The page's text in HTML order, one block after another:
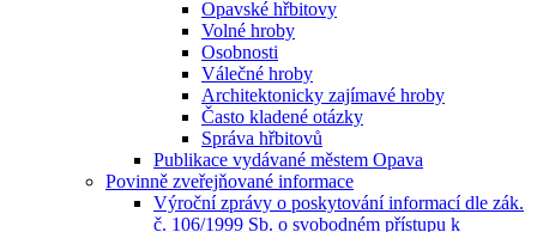
Opavské hřbitovy
Volné hroby
Osobnosti
Válečné hroby
Architektonicky zajímavé hroby
Často kladené otázky
Správa hřbitovů
Publikace vydávané městem Opava
Povinně zveřejňované informace
Výroční zprávy o poskytování informací dle zák.
č. 106/1999 Sb. o svobodném přístupu k